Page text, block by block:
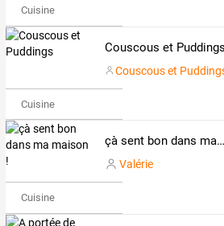
Cuisine
Couscous et Puddings
Couscous et
Cuisine
çà sent bon dans ma maison !
Valérie
Cuisine